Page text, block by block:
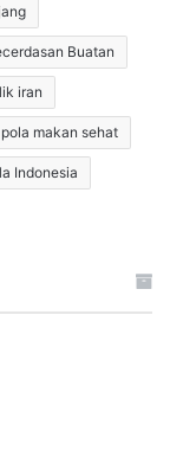
Buatan
iran
pola makan sehat
Indonesia